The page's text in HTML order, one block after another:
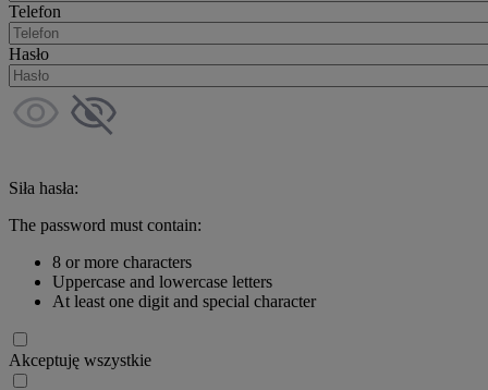
Telefon
Hasło
Siła hasła:
The password must contain:
8 or more characters
Uppercase and lowercase letters
At least one digit and special character
Akceptuję wszystkie